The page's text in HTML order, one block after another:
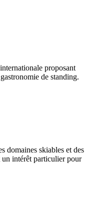
proposant
de standing.
domaines skiables et des
un intérêt particulier pour